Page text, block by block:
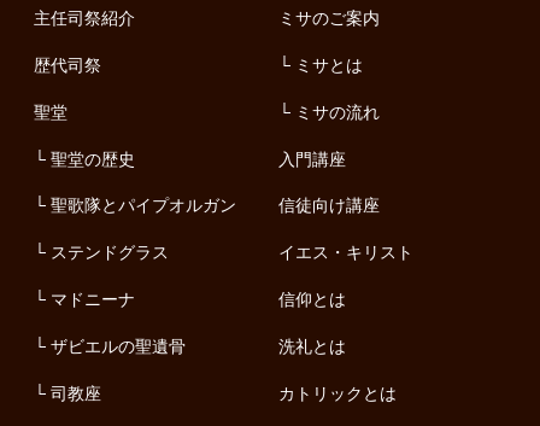
主任司祭紹介
歴代司祭
聖堂
聖堂の歴史
聖歌隊とパイプオルガン
ステンドグラス
マドニーナ
ザビエルの聖遺骨
司教座
ミサのご案内
ミサとは
ミサの流れ
入門講座
信徒向け講座
イエス・キリスト
信仰とは
洗礼とは
カトリックとは